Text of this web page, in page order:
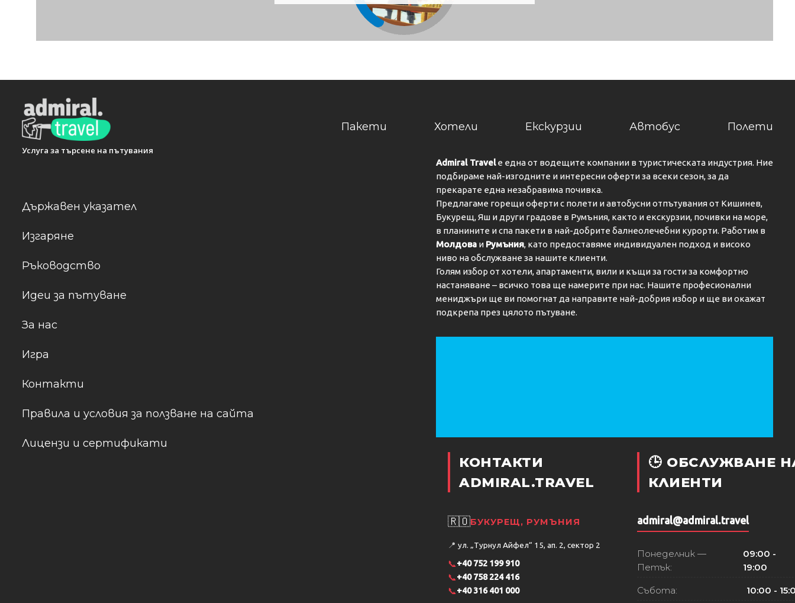
Услуга за търсене на пътувания
Пакети Хотели Екскурзии Автобус Полети
Държавен указател
Изгаряне
Ръководство
Идеи за пътуване
За нас
Игра
Контакти
Правила и условия за ползване на сайта
Лицензи и сертификати
Admiral Travelе една от водещите компании в туристическата индустрия. Ние
подбираме най-изгодните и интересни оферти за всеки сезон, за да
прекарате една незабравима почивка.
Предлагаме горещи оферти с полети и автобусни отпътувания от Кишинев,
Букурещ, Яш и други градове в Румъния, както и екскурзии, почивки на море,
в планините и спа пакети в най-добрите балнеолечебни курорти. Работим в
Молдова и Румъния, като предоставяме индивидуален подход и високо
ниво на обслужване за нашите клиенти.
Голям избор от хотели, апартаменти, вили и къщи за гости за комфортно
настаняване – всичко това ще намерите при нас. Нашите професионални
мениджъри ще ви помогнат да направите най-добрия избор и ще ви окажат
подкрепа през цялото пътуване.
КОНТАКТИ
ADMIRAL.TRAVEL
🇷🇴БУКУРЕЩ, РУМЪНИЯ
📍 ул. „Турнул Айфел“ 15, ап. 2, сектор 2
📞+40 752 199 910
📞+40 758 224 416
📞+40 316 401 000
🕒 ОБСЛУЖВАНЕ
КЛИЕНТИ
admiral@admiral.travel
Понеделник —
Петък:
09:00 -
19:00
Събота: 10:00 -